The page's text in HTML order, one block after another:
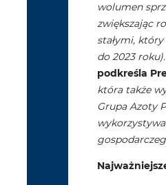
wolumen
zwiększając
stałymi,
do 2023
podkreśla
która także
Grupa Azoty